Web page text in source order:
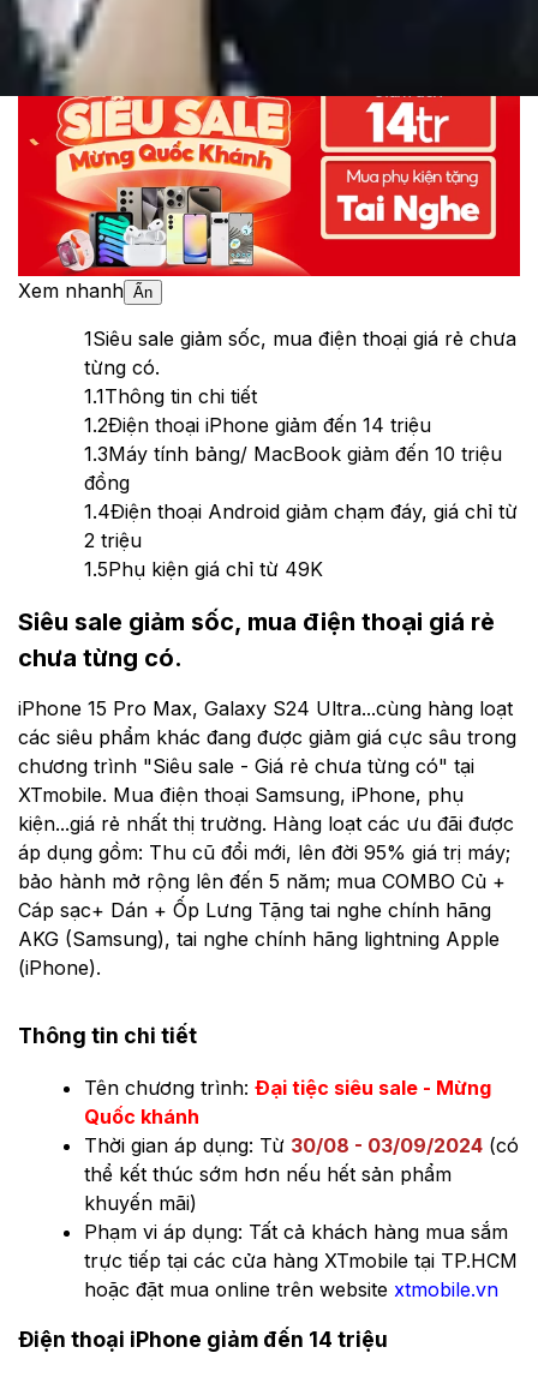
Xem nhanh Ẩn
1Siêu sale giảm sốc, mua điện thoại giá rẻ chưa
từng có.
1.1Thông tin chi tiết
1.2Điện thoại iPhone giảm đến 14 triệu
1.3Máy tính bảng/ MacBook giảm đến 10 triệu
đồng
1.4Điện thoại Android giảm chạm đáy, giá chỉ từ
2 triệu
1.5Phụ kiện giá chỉ từ 49K
Siêu sale giảm sốc, mua điện thoại giá rẻ
chưa từng có.
iPhone 15 Pro Max, Galaxy S24 Ultra...cùng hàng loạt
các siêu phẩm khác đang được giảm giá cực sâu trong
chương trình "Siêu sale - Giá rẻ chưa từng có" tại
XTmobile. Mua điện thoại Samsung, iPhone, phụ
kiện...giá rẻ nhất thị trường. Hàng loạt các ưu đãi được
áp dụng gồm: Thu cũ đổi mới, lên đời 95% giá trị máy;
bảo hành mở rộng lên đến 5 năm; mua COMBO Củ +
Cáp sạc+ Dán + Ốp Lưng Tặng tai nghe chính hãng
AKG (Samsung), tai nghe chính hãng lightning Apple
(iPhone).
Thông tin chi tiết
Tên chương trình: Đại tiệc siêu sale - Mừng
Quốc khánh
Thời gian áp dụng: Từ 30/08 - 03/09/2024 (có
thể kết thúc sớm hơn nếu hết sản phẩm
khuyến mãi)
Phạm vi áp dụng: Tất cả khách hàng mua sắm
trực tiếp tại các cửa hàng XTmobile tại TP.HCM
hoặc đặt mua online trên website xtmobile.vn
Điện thoại iPhone giảm đến 14 triệu